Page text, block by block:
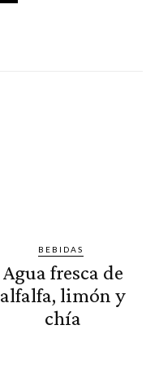
BEBIDAS
Agua fresca de
alfalfa, limón y
chía